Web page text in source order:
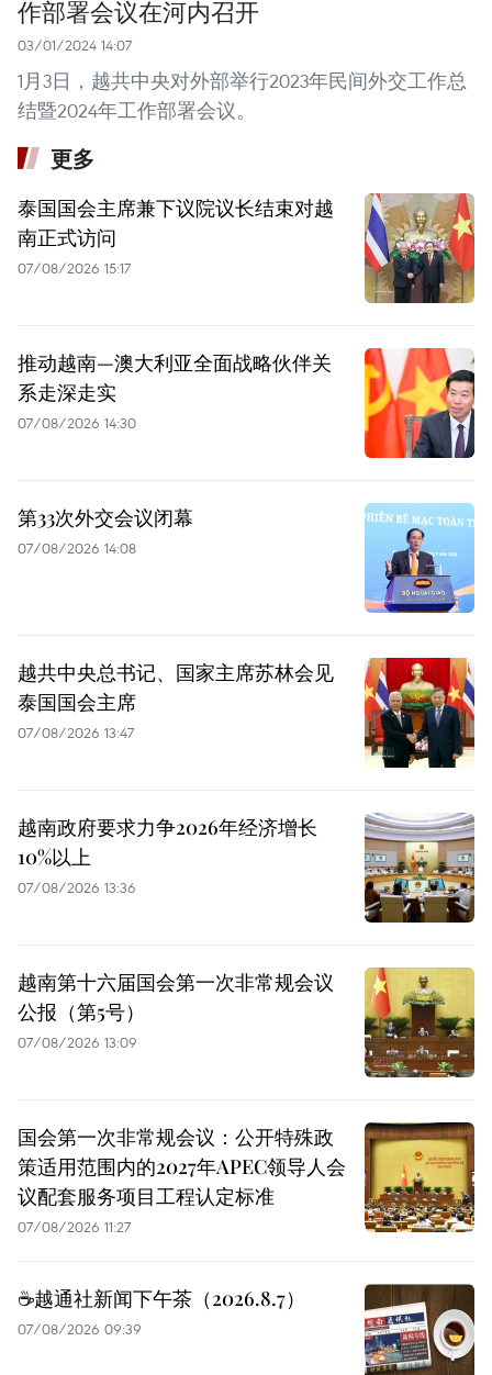
作部署会议在河内召开
03/01/2024 14:07
1月3日，越共中央对外部举行2023年民间外交工作总
结暨2024年工作部署会议。
更多
泰国国会主席兼下议院议长结束对越
南正式访问
07/08/2026 15:17
推动越南—澳大利亚全面战略伙伴关
系走深走实
07/08/2026 14:30
第33次外交会议闭幕
07/08/2026 14:08
越共中央总书记、国家主席苏林会见
泰国国会主席
07/08/2026 13:47
越南政府要求力争2026年经济增长
10%以上
07/08/2026 13:36
越南第十六届国会第一次非常规会议
公报（第5号）
07/08/2026 13:09
国会第一次非常规会议：公开特殊政
策适用范围内的2027年APEC领导人会
议配套服务项目工程认定标准
07/08/2026 11:27
☕️越通社新闻下午茶（2026.8.7）
07/08/2026 09:39